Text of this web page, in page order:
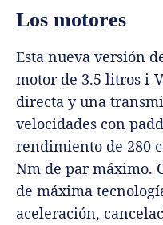
Los motores
Esta nueva versión
motor de 3.5 litros i-
directa y una
velocidades con
rendimiento de 280
Nm de par máximo.
de máxima
aceleración,